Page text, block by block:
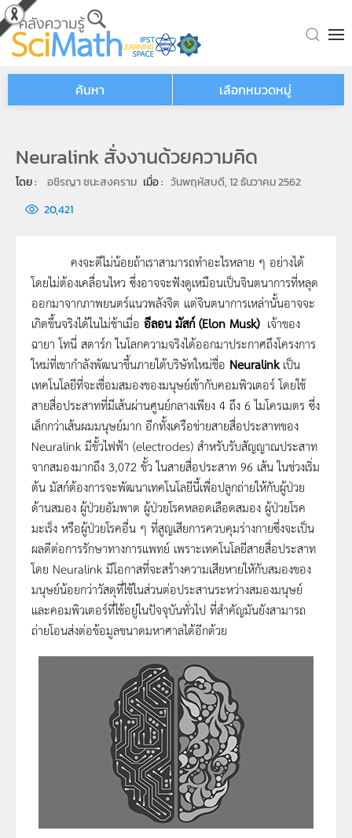
Skip to main content
ค้นหา เลือกหมวดหมู่
Neuralink สั่งงานด้วยความคิด
โดย : อชิรญา ชนะสงคราม เมื่อ : วันพฤหัสบดี, 12 ธันวาคม 2562
20,421
คงจะดีไม่น้อยถ้าเราสามารถทำอะไรหลาย ๆ อย่างได้
โดยไม่ต้องเคลื่อนไหว ซึ่งอาจจะฟังดูเหมือนเป็นจินตนาการที่หลุด
ออกมาจากภาพยนตร์แนวพลังจิต แต่จินตนาการเหล่านั้นอาจจะ
เกิดขึ้นจริงได้ในไม่ช้าเมื่อ อีลอน มัสก์ (Elon Musk)เจ้าของ
ฉายา โทนี่ สตาร์ก ในโลกความจริงได้ออกมาประกาศถึงโครงการ
ใหม่ที่เขากำลังพัฒนาขึ้นภายใต้บริษัทใหม่ชื่อ Neuralinkเป็น
เทคโนโลยีที่จะเชื่อมสมองของมนุษย์เข้ากับคอมพิวเตอร์ โดยใช้
สายสื่อประสาทที่มีเส้นผ่านศูนย์กลางเพียง 4 ถึง 6 ไมโครเมตร ซึ่ง
เล็กกว่าเส้นผมมนุษย์มาก อีกทั้งเครือข่ายสายสื่อประสาทของ
Neuralink มีขั้วไฟฟ้า (electrodes) สำหรับรับสัญญาณประสาท
จากสมองมากถึง 3,072 ขั้ว ในสายสื่อประสาท 96 เส้น ในช่วงเริ่ม
ต้น มัสก์ต้องการจะพัฒนาเทคโนโลยีนี้เพื่อปลูกถ่ายให้กับผู้ป่วย
ด้านสมอง ผู้ป่วยอัมพาต ผู้ป่วยโรคหลอดเลือดสมอง ผู้ป่วยโรค
มะเร็ง หรือผู้ป่วยโรคอื่น ๆ ที่สูญเสียการควบคุมร่างกายซึ่งจะเป็น
ผลดีต่อการรักษาทางการแพทย์ เพราะเทคโนโลยีสายสื่อประสาท
โดย Neuralink มีโอกาสที่จะสร้างความเสียหายใหักับสมองของ
มนุษย์น้อยกว่าวัสดุที่ใช้ในส่วนต่อประสานระหว่างสมองมนุษย์
และคอมพิวเตอร์ที่ใช้อยู่ในปัจจุบันทั่วไป ที่สำคัญมันยังสามารถ
ถ่ายโอนส่งต่อข้อมูลขนาดมหาศาลได้อีกด้วย